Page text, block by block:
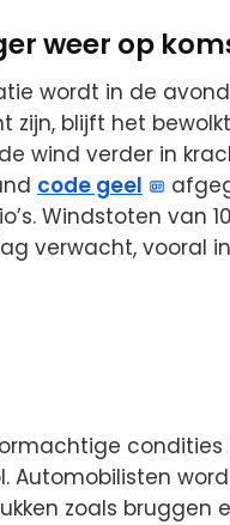
weer op
wordt in de
zijn, blijft het
wind verder in
code geel
Windstoten van
verwacht, vooral
Automobilisten
zoals bruggen